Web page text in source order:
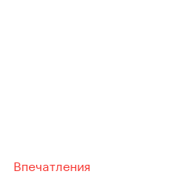
Впечатления